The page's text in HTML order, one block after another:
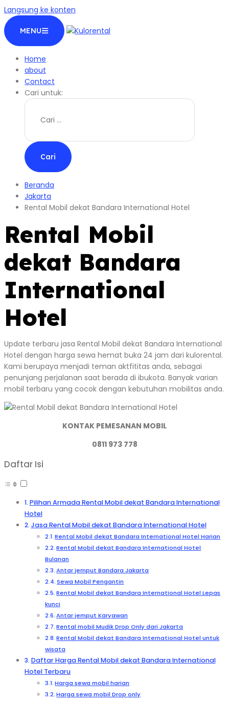
Langsung ke konten
MENU
Home
about
Contact
Cari untuk:
Beranda
Jakarta
Rental Mobil dekat Bandara International Hotel
Rental Mobil
dekat Bandara
International
Hotel
Update terbaru jasa Rental Mobil dekat Bandara International
Hotel dengan harga sewa hemat buka 24 jam dari kulorental.
Kami berupaya menjadi teman aktfititas anda, sebagai
penunjang perjalanan saat berada di ibukota. Banyak varian
mobil terbaru yang cocok dengan kebutuhan mobilitas anda.
KONTAK PEMESANAN MOBIL
0811 973 778
Daftar Isi
Pilihan Armada Rental Mobil dekat Bandara International
Hotel
Jasa Rental Mobil dekat Bandara International Hotel
Rental Mobil dekat Bandara International Hotel Harian
Rental Mobil dekat Bandara International Hotel
Bulanan
Antar jemput Bandara Jakarta
Sewa Mobil Pengantin
Rental Mobil dekat Bandara International Hotel Lepas
kunci
Antar jemput Karyawan
Rental mobil Mudik Drop Only dari Jakarta
Rental Mobil dekat Bandara International Hotel untuk
wisata
Daftar Harga Rental Mobil dekat Bandara International
Hotel Terbaru
Harga sewa mobil harian
Harga sewa mobil Drop only